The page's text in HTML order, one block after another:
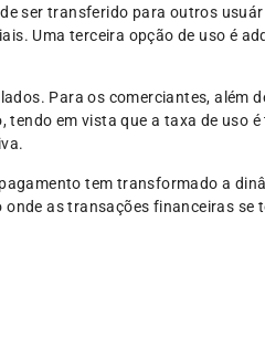
ser transferido para outros
Uma terceira opção de uso é
Para os comerciantes, além
em vista que a taxa de uso
tem transformado a
as transações financeiras